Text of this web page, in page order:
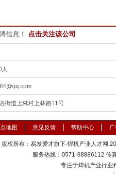
信息！
点击关注该公司
街道上林村上林路11号
地图 意见反馈 帮助中心
版权所有：易发爱才旗下-焊机产业人才网
服务热线：0571-88886112 传
专注于焊机产业行业